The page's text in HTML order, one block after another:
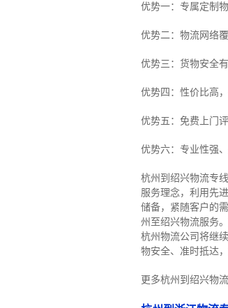
优势一：专属定制
优势二：物流网络
优势三：货物安全
优势四：性价比高
优势五：免费上门
优势六：专业性强
杭州到绍兴物流专线
服务理念，利用先
储备，紧随客户的
州至绍兴物流服务。
杭州物流公司将继
物安全、准时抵达
更多杭州到绍兴物